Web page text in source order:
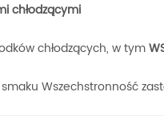
chłodzącymi
chłodzących, w tym
smaku Wszechstronność